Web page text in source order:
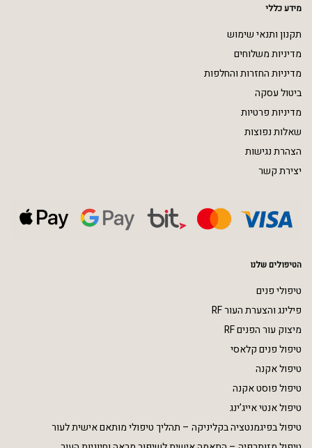
מידע כללי
תקנון ותנאי שימוש
מדיניות משלוחים
מדיניות החזרות והחלפות
ביטול עסקה
מדיניות פרטיות
שאלות נפוצות
הצהרת נגישות
יצירת קשר
הטיפולים שלנו
טיפולי פנים
פילינג והצערת העור RF
מיצוק עור הפנים RF
טיפול פנים קלאסי
טיפול אקנה
טיפול פוסט אקנה
טיפול אנטי אייג’ינג
טיפול בפיגמנטציה בקליניקה – תהליך טיפולי מותאם אישית לעור